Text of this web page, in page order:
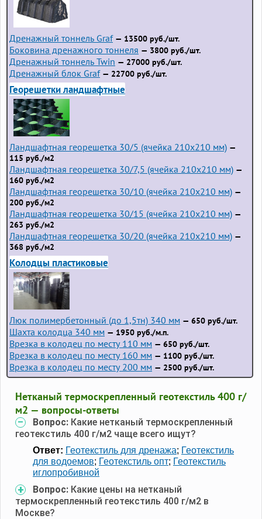
Дренажный тоннель Graf— 13500 руб./шт.
Боковина дренажного тоннеля — 3800 руб./шт.
Дренажный тоннель Twin — 27000 руб./шт.
Дренажный блок Graf— 22700 руб./шт.
Георешетки ландшафтные
Ландшафтная георешетка 30/5 (ячейка 210x210 мм) —
115 руб./м2
Ландшафтная георешетка 30/7,5 (ячейка 210x210 мм) —
160 руб./м2
Ландшафтная георешетка 30/10 (ячейка 210x210 мм) —
200 руб./м2
Ландшафтная георешетка 30/15 (ячейка 210x210 мм) —
263 руб./м2
Ландшафтная георешетка 30/20 (ячейка 210x210 мм) —
368 руб./м2
Колодцы пластиковые
Люк полимербетонный (до 1,5тн) 340 мм — 650 руб./шт.
Шахта колодца 340 мм — 1950 руб./м.п.
Врезка в колодец по месту 110 мм — 650 руб./шт.
Врезка в колодец по месту 160 мм — 1100 руб./шт.
Врезка в колодец по месту 200 мм — 2500 руб./шт.
Нетканый термоскрепленный геотекстиль 400 г/
м2 — вопросы-ответы
Вопрос: Какие нетканый термоскрепленный
геотекстиль 400 г/м2 чаще всего ищут?
Ответ: Геотекстиль для дренажа; Геотекстиль
для водоемов; Геотекстиль опт; Геотекстиль
иглопробивной
Вопрос: Какие цены на нетканый
термоскрепленный геотекстиль 400 г/м2 в
Москве?